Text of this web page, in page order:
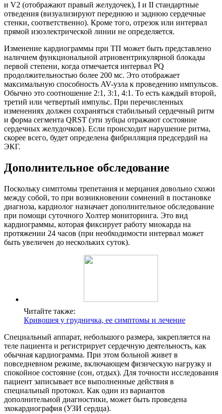
и V2 (отображают правый желудочек), I и II стандартные
отведения (визуализируют переднюю и заднюю сердечные
стенки, соответственно). Кроме того, отрезок или интервал
прямой изоэлектрической линии не определяется.
Изменение кардиограммы при ТП может быть представлено
наличием функциональной атриовентрикулярной блокады
первой степени, когда отмечается интервал PQ
продолжительностью более 200 мс. Это отображает
максимальную способность AV-узла к проведению импульсов.
Обычно это соотношение 2:1, 3:1, 4:1. То есть каждый второй,
третий или четвертый импульс. При перечисленных
изменениях должен сохраняться стабильный сердечный ритм
и форма сегмента QRSТ (эти зубцы отражают состояние
сердечных желудочков). Если происходит нарушение ритма,
скорее всего, будет определена фибрилляция предсердий на
ЭКГ.
Дополнительное обследование
Поскольку симптомы трепетания и мерцания довольно схожи
между собой, то при возникновении сомнений в постановке
диагноза, кардиолог назначает дополнительное обследование
при помощи суточного Холтер мониторинга. Это вид
кардиограммы, которая фиксирует работу миокарда на
протяжении 24 часов (при необходимости интервал может
быть увеличен до нескольких суток).
Читайте также:
Кривошея у грудничка, ее симптомы и лечение
Специальный аппарат, небольшого размера, закрепляется на
теле пациента и регистрирует сердечную деятельность, как
обычная кардиограмма. При этом больной живет в
повседневном режиме, включающем физическую нагрузку и
спокойное состояние (сон, отдых). Для точности исследования
пациент записывает все выполненные действия в
специальный протокол. Как один из вариантов
дополнительной диагностики, может быть проведена
эхокардиография (УЗИ сердца).